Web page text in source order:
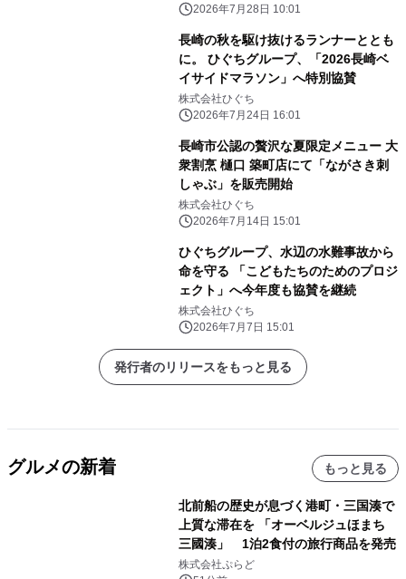
2026年7月28日 10:01
長崎の秋を駆け抜けるランナーととも
に。 ひぐちグループ、「2026長崎ベ
イサイドマラソン」へ特別協賛
株式会社ひぐち
2026年7月24日 16:01
長崎市公認の贅沢な夏限定メニュー 大
衆割烹 樋口 築町店にて「ながさき刺
しゃぶ」を販売開始
株式会社ひぐち
2026年7月14日 15:01
ひぐちグループ、水辺の水難事故から
命を守る 「こどもたちのためのプロジ
ェクト」へ今年度も協賛を継続
株式会社ひぐち
2026年7月7日 15:01
発行者のリリースをもっと見る
グルメの新着 もっと見る
北前船の歴史が息づく港町・三国湊で
上質な滞在を 「オーベルジュほまち
三國湊」 1泊2食付の旅行商品を発売
株式会社ぷらど